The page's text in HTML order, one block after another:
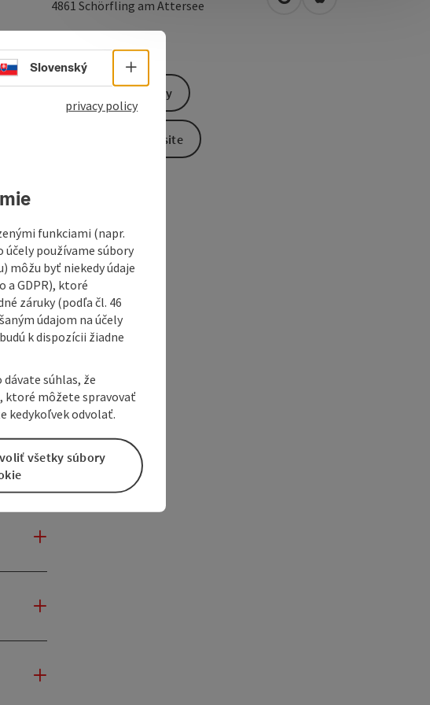
4861 Schörfling am Attersee open in Google Maps
Open in Apple
the five
a
Send inquiry
To the website
Select language - Open menu
Slovenský
privacy policy
funkciami (napr.
používame súbory
môžu byť niekedy údaje
a GDPR), ktoré
záruky (podľa čl. 46
údajom na účely
k dispozícii žiadne
súhlas, že
ktoré môžete spravovať
kedykoľvek odvolať.
všetky súbory